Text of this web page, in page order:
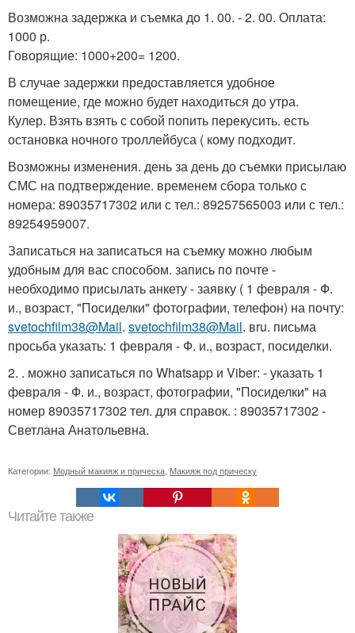
Возможна задержка и съемка до 1. 00. - 2. 00. Оплата:
1000 р.
Говорящие: 1000+200= 1200.
В случае задержки предоставляется удобное
помещение, где можно будет находиться до утра.
Кулер. Взять взять с собой попить перекусить. есть
остановка ночного троллейбуса ( кому подходит.
Возможны изменения. день за день до съемки присылаю
СМС на подтверждение. временем сбора только с
номера: 89035717302 или с тел.: 89257565003 или с тел.:
89254959007.
Записаться на записаться на съемку можно любым
удобным для вас способом. запись по почте -
необходимо присылать анкету - заявку ( 1 февраля - Ф.
и., возраст, "Посиделки" фотографии, телефон) на почту:
svetochfilm38@Mail. svetochfilm38@Mail. вru. письма
просьба указать: 1 февраля - Ф. и., возраст, посиделки.
2. . можно записаться по Whatsapp и Viber: - указать 1
февраля - Ф. и., возраст, фотографии, "Посиделки" на
номер 89035717302 тел. для справок. : 89035717302 -
Светлана Анатольевна.
Категории: Модный макияж и прическа Макияж под прическу
Читайте также